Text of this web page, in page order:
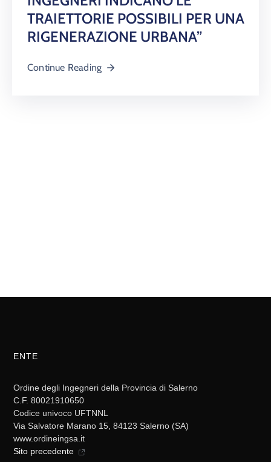
TRAIETTORIE POSSIBILI PER UNA
RIGENERAZIONE URBANA”
Continue Reading
ENTE
Ordine degli Ingegneri della Provincia di Salerno
C.F. 80021910650
Codice univoco UFTNNL
Via Salvatore Marano 15, 84123 Salerno (SA)
www.ordineingsa.it
Sito precedente